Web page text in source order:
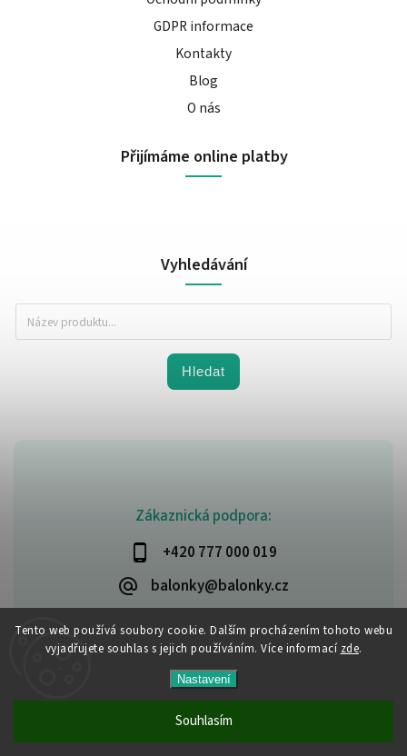
Tento web používá soubory cookie. Dalším procházením tohoto webu
vyjadřujete souhlas s jejich používáním. Více informací zde.
Nastavení
Souhlasím
Zákaznická podpora:
+420 777 000 019
balonky@balonky.cz
GDPR informace
Kontakty
Blog
O nás
Přijímáme online platby
Vyhledávání
Hledat
Party-narozeniny. Všechna práva vyhrazena.
Upravit nastavení cookies
VytvořilShoptet | Design